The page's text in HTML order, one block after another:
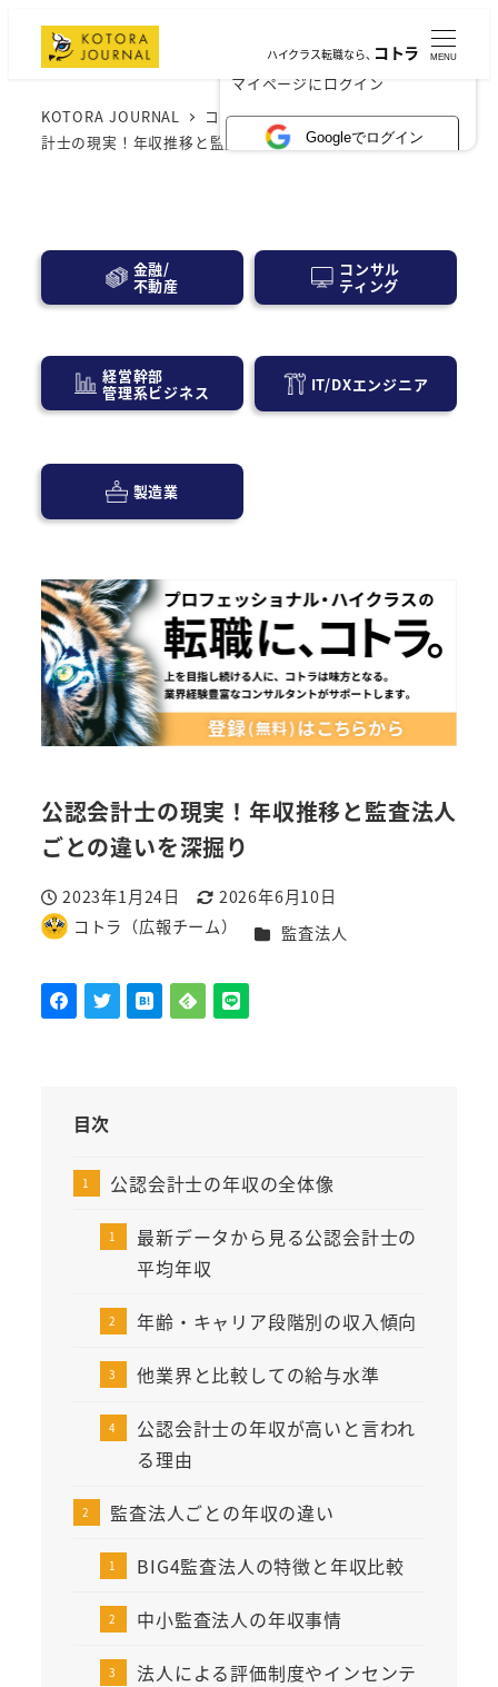
×
マイページにログイン
Googleでログイン
ハイクラス転職なら、コトラ MENU
KOTORA JOURNAL コンサル業界 監査法人
公認会
計士の現実！年収推移と監査法人ごとの違いを深掘り
金融/
不動産
コンサル
ティング
経営幹部
管理系ビジネス IT/DXエンジニア
製造業
公認会計士の現実！年収推移と監査法人
ごとの違いを深掘り
投稿日
2023年1月24日
更新日
2026年6月10日
著
コトラ（広報チーム） カテゴリー
監査法人
目次
公認会計士の年収の全体像
最新データから見る公認会計士の
平均年収
年齢・キャリア段階別の収入傾向
他業界と比較しての給与水準
公認会計士の年収が高いと言われ
る理由
監査法人ごとの年収の違い
BIG4監査法人の特徴と年収比較
中小監査法人の年収事情
法人による評価制度やインセンテ